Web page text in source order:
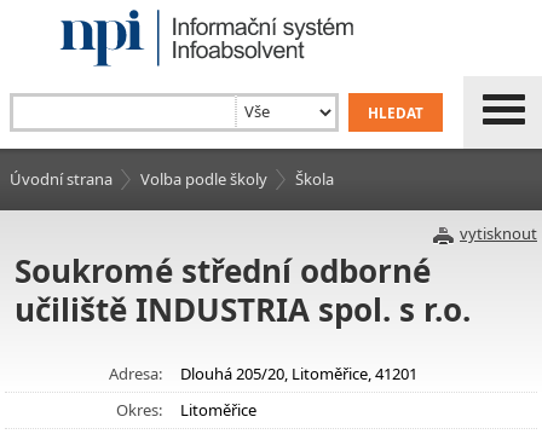
Úvodní strana Volba podle školy Škola
vytisknout
Soukromé střední odborné
učiliště INDUSTRIA spol. s r.o.
Adresa:
Dlouhá 205/20, Litoměřice, 41201
Okres:
Litoměřice